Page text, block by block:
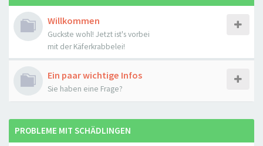
Willkommen
Guckste wohl! Jetzt ist's vorbei
mit der Käferkrabbelei!
Ein paar wichtige Infos
Sie haben eine Frage?
PROBLEME MIT SCHÄDLINGEN